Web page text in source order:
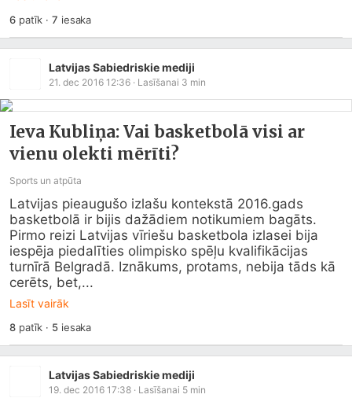
6patīk ·7 iesaka
Latvijas Sabiedriskie mediji
21. dec 2016 12:36 · Lasīšanai 3 min
Ieva Kubliņa: Vai basketbolā visi ar
vienu olekti mērīti?
Sports un atpūta
Latvijas pieaugušo izlašu kontekstā 2016.gads
basketbolā ir bijis dažādiem notikumiem bagāts.
Pirmo reizi Latvijas vīriešu basketbola izlasei bija
iespēja piedalīties olimpisko spēļu kvalifikācijas
turnīrā Belgradā. Iznākums, protams, nebija tāds kā
cerēts, bet,...
Lasīt vairāk
8patīk · 5iesaka
Latvijas Sabiedriskie mediji
19. dec 2016 17:38 · Lasīšanai 5 min